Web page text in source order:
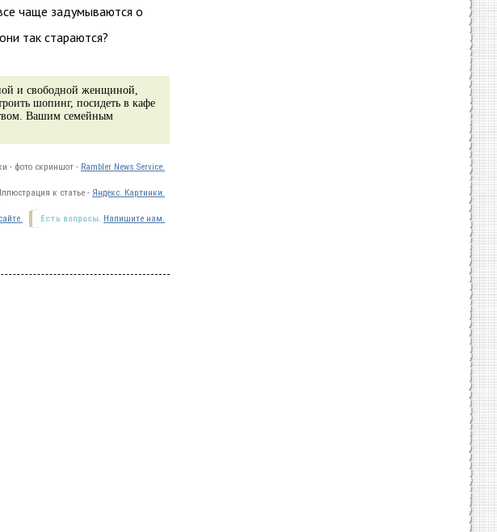
чаще задумываются о
так стараются?
и свободной женщиной,
шопинг, посидеть в кафе
Вашим семейным
- фото скриншот - Rambler News Service.
к статье - Яндекс. Картинки.
Есть вопросы. Напишите нам.